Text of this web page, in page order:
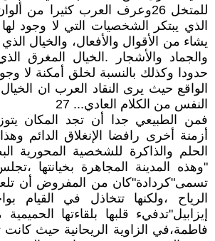
للمتخل 26وعرف العرب كثيرا من
الذي يبتكر الشخصيات التي لا وجود
يشاء من الأقوال والأفعال، والخيال
والجماد والأشجار .الخيال المغرق
حدودا وكذلك بالنسبة لخلق أمكنة لا
الواقع حيث يرى النقاد العرب ان
النفس من الكلام العادي... 27
فمن الطبيعي جدا أن تجد المكان
أزمنة أخرى رافضا الإنغلاق الدائم
"وهذه المدينة المجاهرة بخيانتها
تسمى"كردادة"كان من المفروض أن
إيزابيل"تدفيء قلبها بلقاءتها
فاطمة،في الزاوية الريحانية حيث